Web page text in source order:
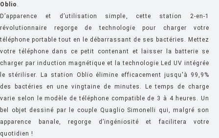
FLOS
FLYTE
FONTANA ARTE
FRITZ HANSEN
GANDIA BLASCO
GERVASONI
Oblio .
D’apparence et d’utilisation simple, cette station 2-en-1
révolutionnaire regorge de technologie pour charger votre
téléphone portable tout en le débarrassant de ses bactéries. Mettez
votre téléphone dans ce petit contenant et laisser la batterie se
charger par induction magnétique et la technologie Led UV intégrée
le stériliser. La station Oblio élimine efficacement jusqu'à 99,9%
des bactéries en une vingtaine de minutes. Le temps de charge
varie selon le modèle de téléphone compatible de 3 à 4 heures. Un
bel objet dessiné par le couple Quaglio Simonelli qui, malgré son
apparence banale, regorge d’ingéniosité et facilitera votre
quotidien !